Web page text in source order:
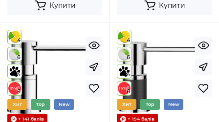
Купити Купити
4
6
4
6
Хит Top New
+ 141 балів
4
6
4
6
Хит Top New
+ 154 балів